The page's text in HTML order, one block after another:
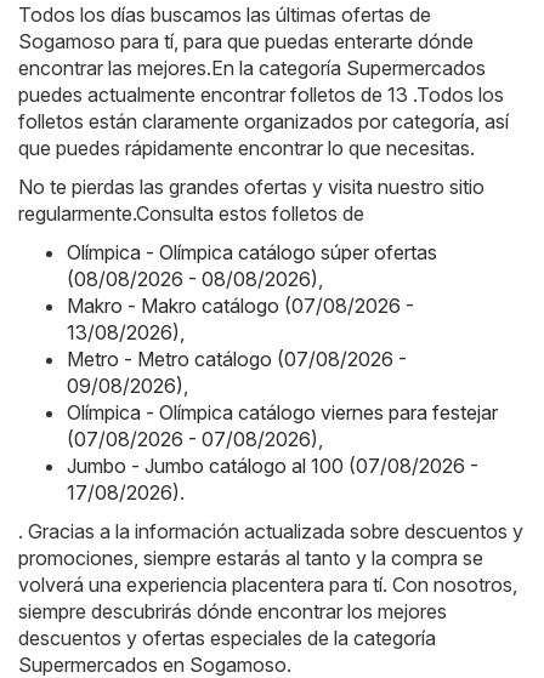
Todos los días buscamos las últimas ofertas de
Sogamoso para tí, para que puedas enterarte dónde
encontrar las mejores.En la categoría Supermercados
puedes actualmente encontrar folletos de 13 .Todos los
folletos están claramente organizados por categoría, así
que puedes rápidamente encontrar lo que necesitas.
No te pierdas las grandes ofertas y visita nuestro sitio
regularmente.Consulta estos folletos de
Olímpica - Olímpica catálogo súper ofertas
(08/08/2026 - 08/08/2026)
Makro - Makro catálogo (07/08/2026 -
13/08/2026)
Metro - Metro catálogo (07/08/2026 -
09/08/2026)
Olímpica - Olímpica catálogo viernes para festejar
(07/08/2026 - 07/08/2026)
Jumbo - Jumbo catálogo al 100 (07/08/2026 -
17/08/2026).
. Gracias a la información actualizada sobre descuentos y
promociones, siempre estarás al tanto y la compra se
volverá una experiencia placentera para tí. Con nosotros,
siempre descubrirás dónde encontrar los mejores
descuentos y ofertas especiales de la categoría
Supermercados en Sogamoso.